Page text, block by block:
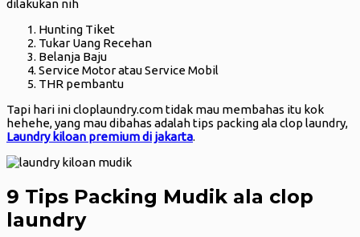
dilakukan nih
Hunting Tiket
Tukar Uang Recehan
Belanja Baju
Service Motor atau Service Mobil
THR pembantu
Tapi hari ini cloplaundry.com tidak mau membahas itu kok
hehehe, yang mau dibahas adalah tips packing ala clop laundry,
Laundry kiloan premium di jakarta.
9 Tips Packing Mudik ala clop
laundry